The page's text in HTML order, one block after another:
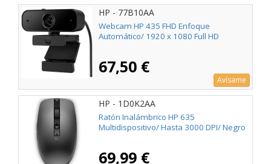
HP - 77B10AA
Webcam HP 435 FHD Enfoque
Automático/ 1920 x 1080 Full HD
67,50 €
Avísame
HP - 1D0K2AA
Ratón Inalámbrico HP 635
Multidispositivo/ Hasta 3000 DPI/ Negro
69,99 €